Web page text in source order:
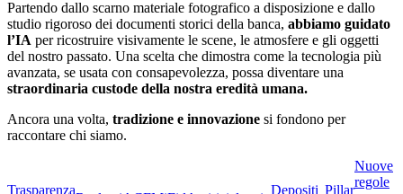
Partendo dallo scarno materiale fotografico a disposizione e dallo
studio rigoroso dei documenti storici della banca, abbiamo guidato
l’IA per ricostruire visivamente le scene, le atmosfere e gli oggetti
del nostro passato. Una scelta che dimostra come la tecnologia più
avanzata, se usata con consapevolezza, possa diventare una
straordinaria custode della nostra eredità umana.
Ancora una volta, tradizione e innovazione si fondono per
raccontare chi siamo.
Trasparenza Depositi Pillar
Nuove
regole